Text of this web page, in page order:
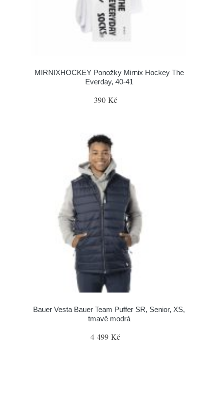
MIRNIXHOCKEY Ponožky Mirnix Hockey The
Everday, 40-41
390 Kč
Bauer Vesta Bauer Team Puffer SR, Senior, XS,
tmavě modrá
4 499 Kč